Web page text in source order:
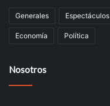
Generales Espectáculos
Economía Política
Nosotros